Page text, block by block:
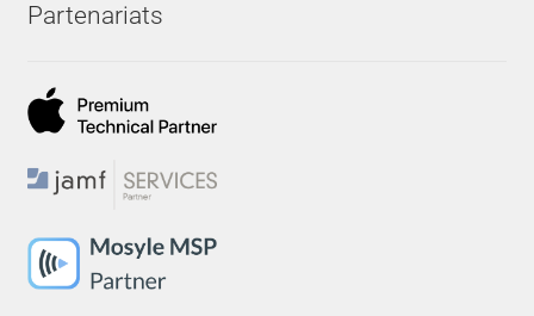
Partenariats